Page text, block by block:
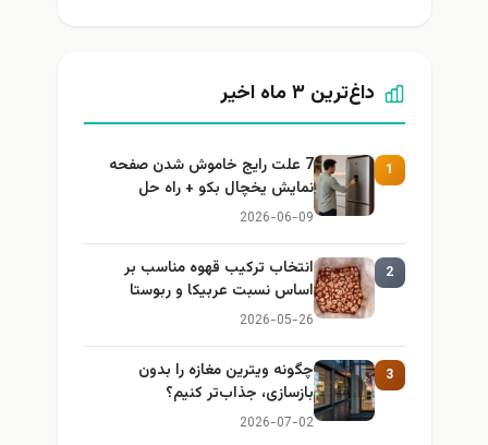
داغ‌ترین ۳ ماه اخیر
1
7 علت رایج خاموش شدن صفحه
نمایش یخچال بکو + راه حل
2026-06-09
2
انتخاب ترکیب قهوه مناسب بر
اساس نسبت عربیکا و ربوستا
2026-05-26
3
چگونه ویترین مغازه را بدون
بازسازی، جذاب‌تر کنیم؟
2026-07-02